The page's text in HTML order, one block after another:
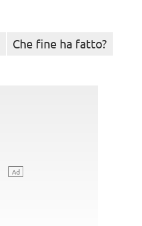
Che fine ha fatto?